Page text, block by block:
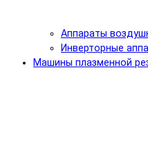
Аппараты
Инверторные
Машины плазменной